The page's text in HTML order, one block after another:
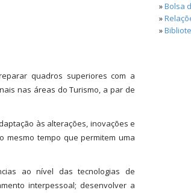
quadros superiores com a
nas áreas do Turismo, a par de
às alterações, inovações e
mesmo tempo que permitem uma
ao nível das tecnologias de
interpessoal; desenvolver a
»Bolsa
»
»